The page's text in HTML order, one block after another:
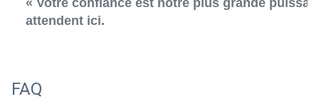
attendent ici.
FAQ